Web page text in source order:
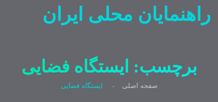
راهنمایان محلی ایران
برچسب: ایستگاه فضایی
صفحه اصلی ایستگاه فضایی